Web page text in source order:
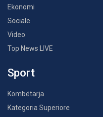
Ekonomi
Sociale
Video
Top News LIVE
Sport
Kombëtarja
Kategoria Superiore